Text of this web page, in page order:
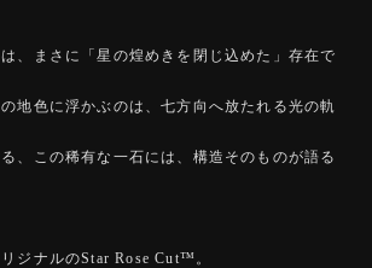
、まさに「星の煌めきを閉じ込めた」存在で
地色に浮かぶのは、七方向へ放たれる光の軌
、この稀有な一石には、構造そのものが語る
ジナルのStar Rose Cut™️。